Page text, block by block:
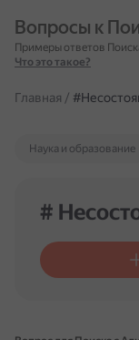
Вопросы к
Примеры ответов
Что это такое?
Главная /
Наука и образование
#